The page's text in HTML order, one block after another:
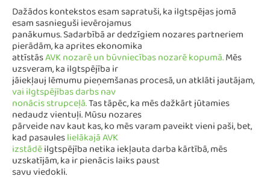
Dažādos kontekstos esam sapratuši, ka ilgtspējas jomā
esam sasnieguši ievērojamus
panākumus. Sadarbībā ar dedzīgiem nozares partneriem
pierādām, ka aprites ekonomika
attīstāsAVK nozarē un būvniecības nozarē kopumā.Mēs
uzsveram, ka ilgtspējība ir
jāiekļauj lēmumu pieņemšanas procesā, un atklāti jautājam,
vai ilgtspējības darbs nav
nonācis strupceļā.Tas tāpēc, ka mēs dažkārt jūtamies
nedaudz vientuļi. Mūsu nozares
pārveide nav kaut kas, ko mēs varam paveikt vieni paši, bet,
kad pasauleslielākajā AVK
izstādēilgtspējība netika iekļauta darba kārtībā, mēs
uzskatījām, ka ir pienācis laiks paust
savu viedokli.